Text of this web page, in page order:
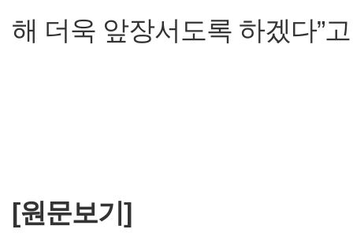
해 더욱 앞장서도록 하겠다”
[원문보기]